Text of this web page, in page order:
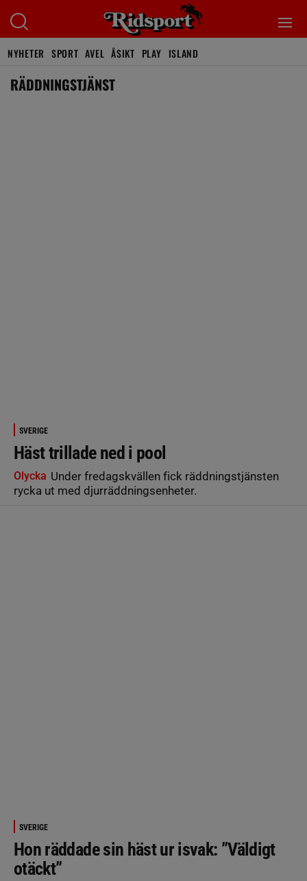
NYHETER SPORT AVEL ÅSIKT PLAY ISLAND
RÄDDNINGSTJÄNST
SVERIGE
Häst trillade ned i pool
Olycka Under fredagskvällen fick räddningstjänsten
rycka ut med djurräddningsenheter.
SVERIGE
Hon räddade sin häst ur isvak: ”Väldigt
otäckt”